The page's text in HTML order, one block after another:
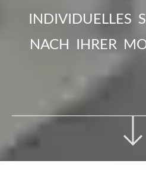
→ zum
INDIVIDUELLES
NACH IHRER